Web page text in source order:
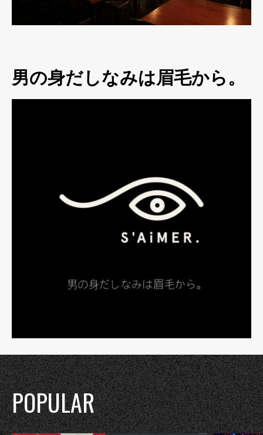
男の身だしなみは眉毛から。
POPULAR